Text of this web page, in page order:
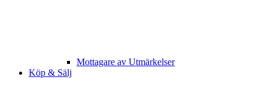
Mottagare av Utmärkelser
Köp & Sälj